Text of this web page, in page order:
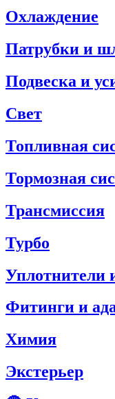
Охлаждение
Патрубки и
Подвеска и
Свет
Топливная
Тормозная
Трансмиссия
Турбо
Уплотнители
Фитинги и
Химия
Экстерьер